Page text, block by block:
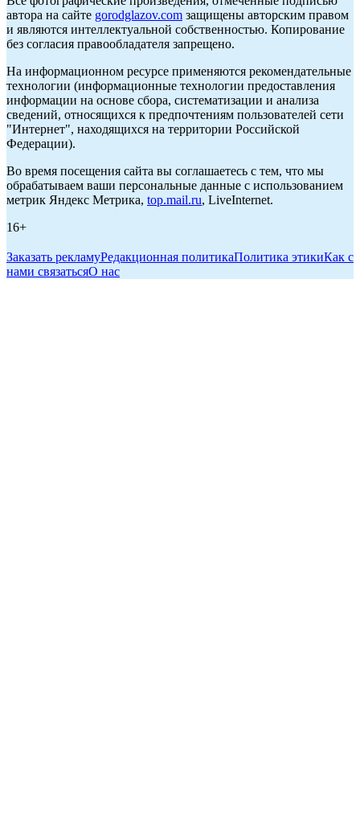
автора на сайте gorodglazov.com защищены авторским правом
и являются интеллектуальной собственностью. Копирование
без согласия правообладателя запрещено.
На информационном ресурсе применяются рекомендательные
технологии (информационные технологии предоставления
информации на основе сбора, систематизации и анализа
сведений, относящихся к предпочтениям пользователей сети
"Интернет", находящихся на территории Российской
Федерации).
Во время посещения сайта вы соглашаетесь с тем, что мы
обрабатываем ваши персональные данные с использованием
метрик Яндекс Метрика, top.mail.ru, LiveInternet.
16+
Заказать рекламуРедакционная политикаПолитика этикиКак с
нами связатьсяО нас